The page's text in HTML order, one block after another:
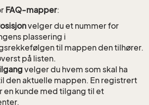
FAQ-mapper:
velger du et nummer for
plassering i
til mappen den tilhører.
på listen.
velger du hvem som skal ha
den aktuelle mappen. En registrert
en kunde med tilgang til et